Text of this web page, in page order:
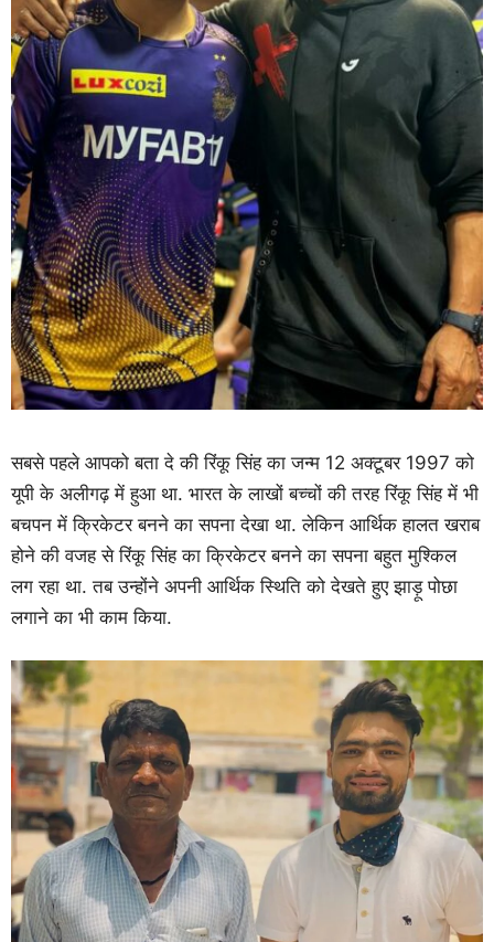
सबसे पहले आपको बता दे की रिंकू सिंह का जन्म 12 अक्टूबर 1997 को
यूपी के अलीगढ़ में हुआ था. भारत के लाखों बच्चों की तरह रिंकू सिंह में भी
बचपन में क्रिकेटर बनने का सपना देखा था. लेकिन आर्थिक हालत खराब
होने की वजह से रिंकू सिंह का क्रिकेटर बनने का सपना बहुत मुश्किल
लग रहा था. तब उन्होंने अपनी आर्थिक स्थिति को देखते हुए झाड़ू पोछा
लगाने का भी काम किया.